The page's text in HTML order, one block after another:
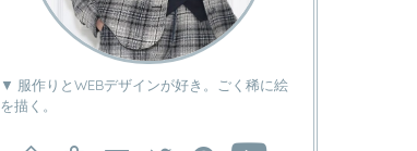
▼ 服作りとWEBデザインが好き。ごく稀に絵
を描く。